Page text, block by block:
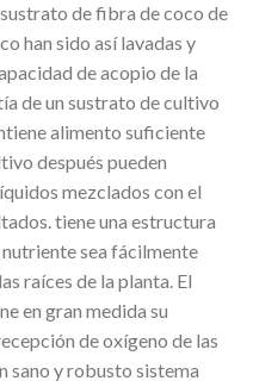
de fibra de coco de
han sido así lavadas y
de acopio de la
de un sustrato de cultivo
alimento suficiente
después pueden
mezclados con el
tiene una estructura
sea fácilmente
raíces de la planta. El
en gran medida su
de oxígeno de las
sano y robusto sistema